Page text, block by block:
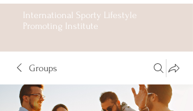
International Sporty Lifestyle
Promoting Institute
Groups